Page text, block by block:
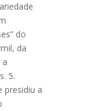
do
da
a
5.
presidiu a